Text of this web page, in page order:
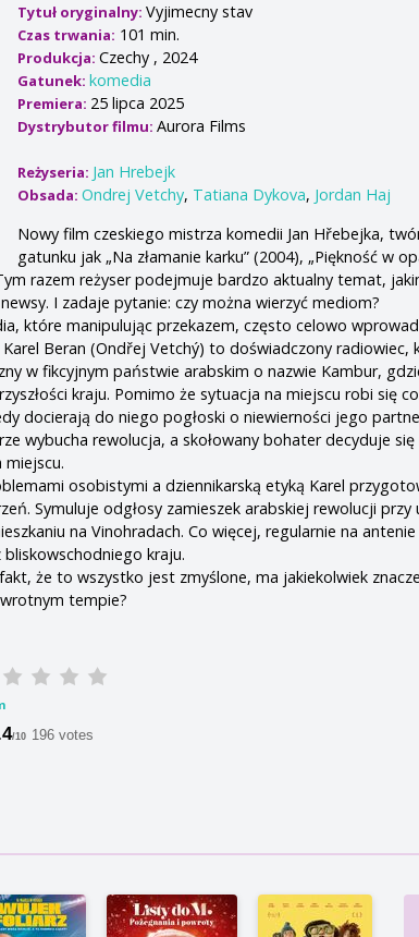
Tytuł oryginalny:Vyjimecny stav
Czas trwania: 101 min.
Produkcja:Czechy , 2024
Gatunek:komedia
Premiera: 25 lipca 2025
Dystrybutor filmu:Aurora Films
Reżyseria: Jan Hrebejk
Obsada:Ondrej Vetchy, Tatiana Dykova, Jordan Haj
Nowy film czeskiego mistrza komedii Jan Hřebejka,
gatunku jak „Na złamanie karku” (2004), „Piękność w
razem reżyser podejmuje bardzo aktualny temat,
I zadaje pytanie: czy można wierzyć mediom?
które manipulując przekazem, często celowo
Karel Beran (Ondřej Vetchý) to doświadczony radiowiec,
w fikcyjnym państwie arabskim o nazwie Kambur,
kraju. Pomimo że sytuacja na miejscu robi się
docierają do niego pogłoski o niewierności jego
wybucha rewolucja, a skołowany bohater decyduje
miejscu.
osobistymi a dziennikarską etyką Karel
Symuluje odgłosy zamieszek arabskiej rewolucji przy
na Vinohradach. Co więcej, regularnie na
kraju.
że to wszystko jest zmyślone, ma jakiekolwiek
tempie?
/10 196 votes